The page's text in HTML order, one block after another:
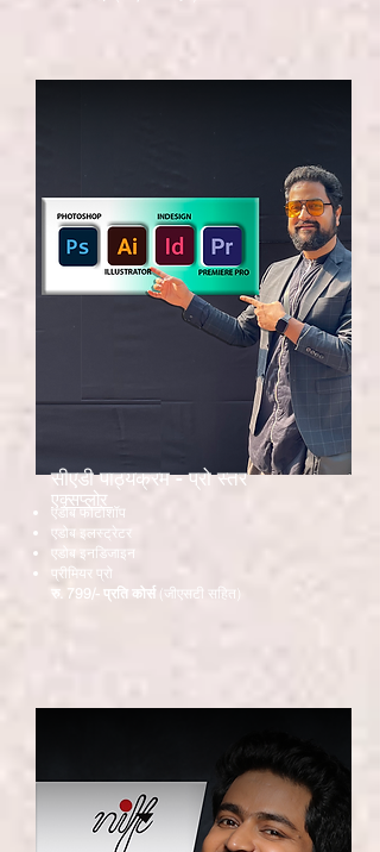
एक्सप्लोर
सीएडी पाठ्यक्रम - प्रो स्तर
एडोब फोटोशॉप
एडोब इलस्ट्रेटर
एडोब इनडिजाइन
प्रीमियर प्रो
रु. 799/- प्रति कोर्स (जीएसटी सहित)